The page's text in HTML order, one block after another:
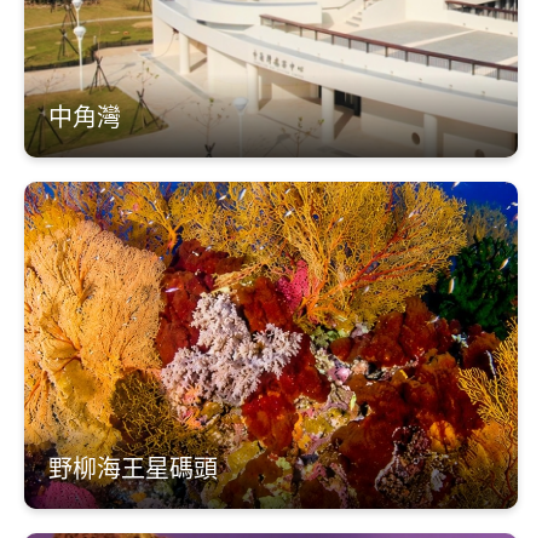
中角灣
野柳海王星碼頭